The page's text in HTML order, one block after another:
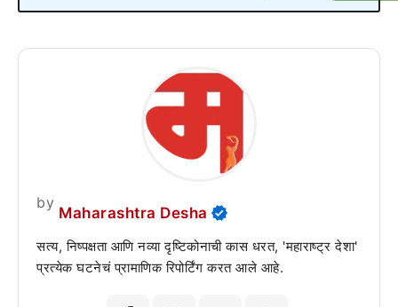
by
Maharashtra Desha
सत्य, निष्पक्षता आणि नव्या दृष्टिकोनाची कास धरत, 'महाराष्ट्र देशा'
प्रत्येक घटनेचं प्रामाणिक रिपोर्टिंग करत आले आहे.